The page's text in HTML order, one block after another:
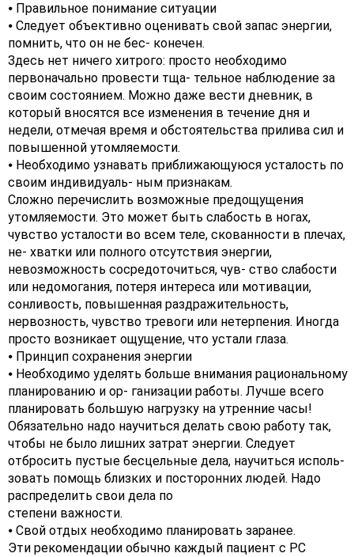
⦁ Правильное понимание ситуации
⦁ Следует объективно оценивать свой запас энергии,
помнить, что он не бес- конечен.
Здесь нет ничего хитрого: просто необходимо
первоначально провести тща- тельное наблюдение за
своим состоянием. Можно даже вести дневник, в
который вносятся все изменения в течение дня и
недели, отмечая время и обстоятельства прилива сил и
повышенной утомляемости.
⦁ Необходимо узнавать приближающуюся усталость по
своим индивидуаль- ным признакам.
Сложно перечислить возможные предощущения
утомляемости. Это может быть слабость в ногах,
чувство усталости во всем теле, скованности в плечах,
не- хватки или полного отсутствия энергии,
невозможность сосредоточиться, чув- ство слабости
или недомогания, потеря интереса или мотивации,
сонливость, повышенная раздражительность,
нервозность, чувство тревоги или нетерпения. Иногда
просто возникает ощущение, что устали глаза.
⦁ Принцип сохранения энергии
⦁ Необходимо уделять больше внимания рациональному
планированию и ор- ганизации работы. Лучше всего
планировать большую нагрузку на утренние часы!
Обязательно надо научиться делать свою работу так,
чтобы не было лишних затрат энергии. Следует
отбросить пустые бесцельные дела, научиться исполь-
зовать помощь близких и посторонних людей. Надо
распределить свои дела по
степени важности.
⦁ Свой отдых необходимо планировать заранее.
Эти рекомендации обычно каждый пациент с РС